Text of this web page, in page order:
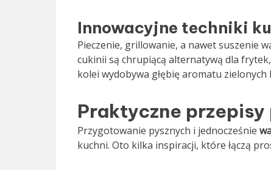
Innowacyjne techniki
Pieczenie, grillowanie, a nawet suszenie
cukinii są chrupiącą alternatywą dla
kolei wydobywa głębię aromatu
Praktyczne
Przygotowanie pysznych i jednocześnie
kuchni. Oto kilka inspiracji, które łączą